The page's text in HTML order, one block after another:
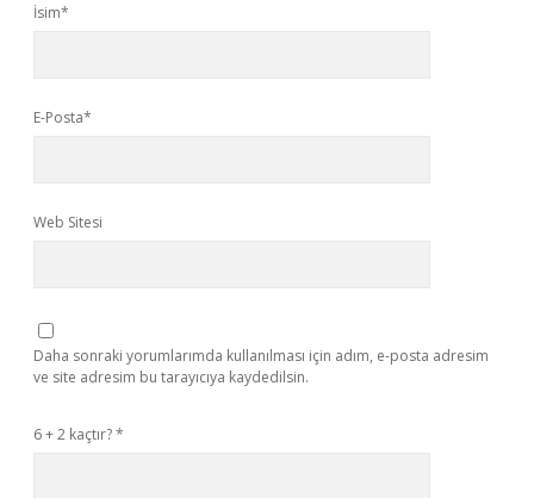
İsim*
E-Posta*
Web Sitesi
Daha sonraki yorumlarımda kullanılması için adım, e-posta adresim
ve site adresim bu tarayıcıya kaydedilsin.
6 + 2 kaçtır?*